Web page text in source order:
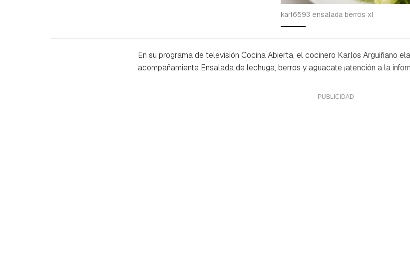
karl6593 ensalada berros xl
En su programa de televisión Cocina Abierta, el cocinero Karlos Arguiñano
acompañamiente Ensalada de lechuga, berros y aguacate ¡atención a la